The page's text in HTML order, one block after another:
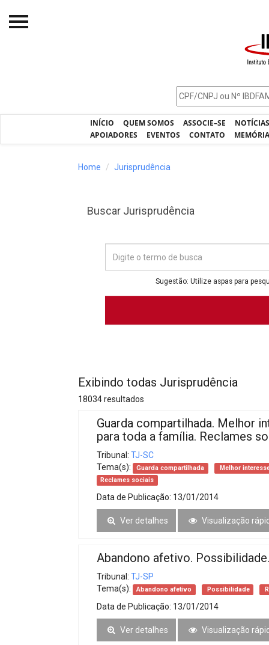
INÍCIO QUEM SOMOS ASSOCIE–SE
APOIADORES
EVENTOS CONTATO
Home Jurisprudência
Buscar Jurisprudência
Sugestão: Utilize aspas para
Exibindo todas Jurisprudência
18034 resultados
Guarda compartilhada. Melhor
para toda a família. Reclames
Tribunal: TJ-SC
Tema(s):
Guarda compartilhada
Melhor
Reclames sociais
Data de Publicação: 13/01/2014
Ver detalhes Visualização
Abandono afetivo.
Tribunal: TJ-SP
Tema(s):
Abandono afetivo Possibilidade
Data de Publicação: 13/01/2014
Ver detalhes Visualização